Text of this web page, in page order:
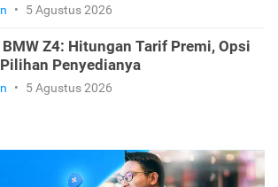
• 5 Agustus 2026
Z4: Hitungan Tarif Premi, Opsi
Penyedianya
• 5 Agustus 2026